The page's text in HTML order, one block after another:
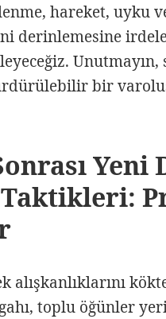
hareket, uyku
derinlemesine
Unutmayın,
bir
Yeni
alışkanlıklarını
toplu öğünler